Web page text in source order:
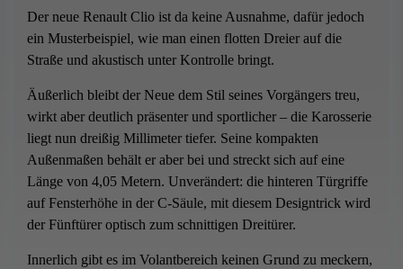
Der neue Renault Clio ist da keine Ausnahme, dafür jedoch
ein Musterbeispiel, wie man einen flotten Dreier auf die
Straße und akustisch unter Kontrolle bringt.
Äußerlich bleibt der Neue dem Stil seines Vorgängers treu,
wirkt aber deutlich präsenter und sportlicher – die Karosserie
liegt nun dreißig Millimeter tiefer. Seine kompakten
Außenmaßen behält er aber bei und streckt sich auf eine
Länge von 4,05 Metern. Unverändert: die hinteren Türgriffe
auf Fensterhöhe in der C-Säule, mit diesem Designtrick wird
der Fünftürer optisch zum schnittigen Dreitürer.
Innerlich gibt es im Volantbereich keinen Grund zu meckern,